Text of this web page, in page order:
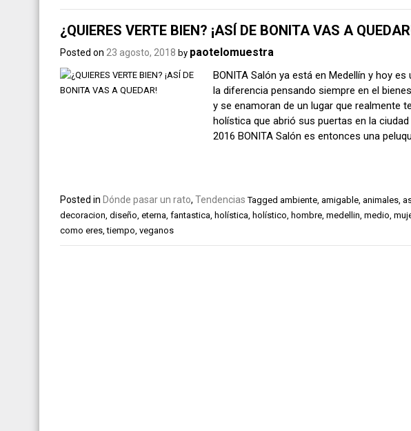
¿QUIERES VERTE BIEN? ¡ASÍ DE BONITA VAS A
Posted on 23 agosto, 2018 by paotelomuestra
BONITA Salón ya está en Medellín y hoy
la diferencia pensando siempre en el
y se enamoran de un lugar que realmente
holística que abrió sus puertas en la
2016 BONITA Salón es entonces una
Posted in Dónde pasar un rato, Tendencias Tagged ambiente, amigable, animales,
decoracion, diseño, eterna, fantastica, holística, holístico, hombre, medellin, medio,
como eres,tiempo, veganos